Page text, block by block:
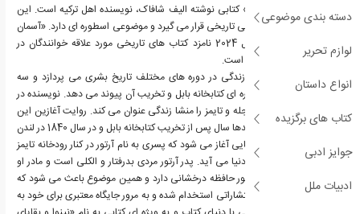
دسته بندی موضوعی
لوازم تحریر
انواع داستان
کتاب های برگزیده
جوایز ادبی
ادبیات ملل
«آسمان هم رودخانه دارد» کتابی نوشته الیف شافاک، نویسنده اهل ترکیه است. این
اثر در دسته ادبیات داستانی تاریخی قرار می گیرد و موضوعی اسطوره ای دارد. «آسمان
هم رودخانه دارد» در سال 2024 نامزد کتاب های تاریخی مورد علاقه خوانندگان در
جایزه سایت گودریدز بوده است.
این کتاب به روایت سه زندگی در دوره های مختلف تاریخ بشری می پردازد و سه
زندگی را به ماجرای اسطوره ای کتابخانه بابل و تخریب آن پیوند می دهد. نویسنده در
این کتاب رودخانه های دجله و تایمز را منشا زندگی عنوان می کند. روایت آغازین این
کتاب ماجرایی است که صدها سال پس از تخریب کتابخانه بابل و در سال 1840 در لندن
رخ می دهد. داستان از جایی آغاز می شود که پسری به نام آرتور در کنار رودخانه تایمز
که پر از فاضلاب است به دنیا می آید. پدر آرتور مردی بدرفتار و الکلی است و مادر او
هم بیماری روانی دارد. آرتور حافظه درخشانی دارد و همین موضوع باعث می شود که
او به عنوان کارگر در یک انتشاراتی استخدام شده و به مرور جایگاه معتبری برای خود به